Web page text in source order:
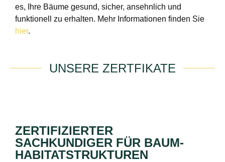
es, Ihre Bäume gesund, sicher, ansehnlich und
funktionell zu erhalten. Mehr Informationen finden Sie
hier.
UNSERE ZERTFIKATE
ZERTIFIZIERTER
SACHKUNDIGER FÜR BAUM-
HABITATSTRUKTUREN